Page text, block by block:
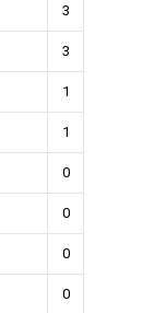
3
3
1
1
0
0
0
0